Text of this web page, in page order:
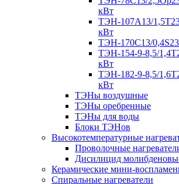
кВт
ТЭН-107А13/
кВт
ТЭН-170C13/
ТЭН-154-9-8,5/
кВт
ТЭН-182-9-8,5/
кВт
ТЭНы воздушные
ТЭНы оребренные
ТЭНы для воды
Блоки ТЭНов
Высокотемпературные
Проволочные
Дисилицид
Керамические мини-
Спиральные нагреватели